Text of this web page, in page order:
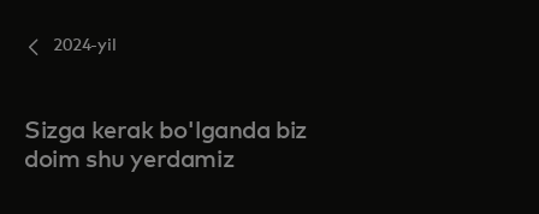
2024-yil
Sizga kerak bo'lganda biz
doim shu yerdamiz